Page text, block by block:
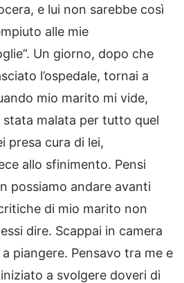
e lui non sarebbe così
alle mie
Un giorno, dopo che
l’ospedale, tornai a
mio marito mi vide,
stata malata per tutto quel
presa cura di lei,
allo sfinimento. Pensi
possiamo andare avanti
di mio marito non
dire. Scappai in camera
piangere. Pensavo tra me e
a svolgere doveri di